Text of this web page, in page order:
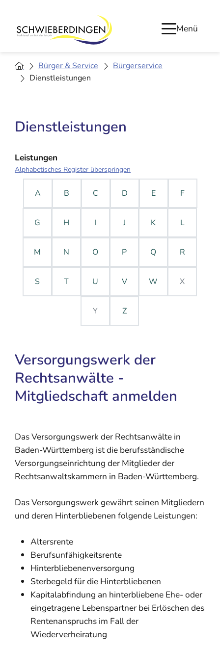
Menü
Bürger & Service
Bürgerservice
Dienstleistungen
Dienstleistungen
Leistungen
Alphabetisches Register überspringen
A B C D E F
G H I J K L
M N O P Q R
S T U V W X
Y Z
Versorgungswerk der
Rechtsanwälte -
Mitgliedschaft anmelden
Das Versorgungswerk der Rechtsanwälte in
Baden-Württemberg ist die berufsständische
Versorgungseinrichtung der Mitglieder der
Rechtsanwaltskammern in Baden-Württemberg.
Das Versorgungswerk gewährt seinen Mitgliedern
und deren Hinterbliebenen folgende Leistungen:
Altersrente
Berufsunfähigkeitsrente
Hinterbliebenenversorgung
Sterbegeld für die Hinterbliebenen
Kapitalabfindung an hinterbliebene Ehe- oder
eingetragene Lebenspartner bei Erlöschen des
Rentenanspruchs im Fall der
Wiederverheiratung